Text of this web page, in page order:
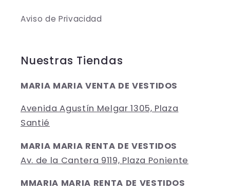
Aviso de Privacidad
Nuestras Tiendas
MARIA MARIA VENTA DE VESTIDOS
Avenida Agustín Melgar 1305, Plaza
Santié
MARIA MARIA RENTA DE VESTIDOS
Av. de la Cantera 9119, Plaza Poniente
MMARIA MARIA RENTA DE VESTIDOS